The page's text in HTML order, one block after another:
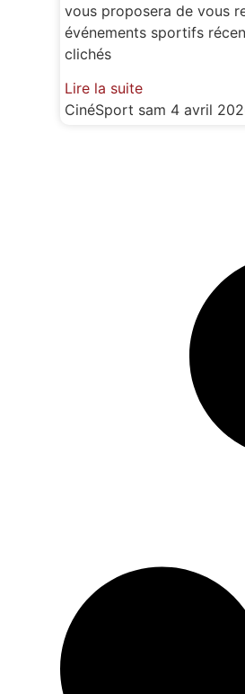
vous proposera de vous
événements sportifs
clichés
Lire la suite
CinéSport sam 4 avril